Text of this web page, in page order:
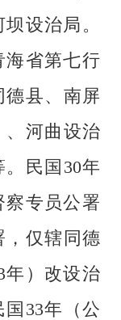
设治局。
海省第七行
县、南屏
、河曲设治
民国30年
察专员公署
，仅辖同德
年）改设治
33年（公